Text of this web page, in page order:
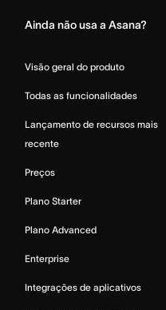
Ainda não usa a Asana?
Visão geral do produto
Todas as funcionalidades
Lançamento de recursos mais
recente
Preços
Plano Starter
Plano Advanced
Enterprise
Integrações de aplicativos